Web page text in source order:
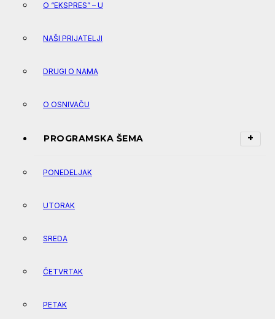
O “EKSPRES” – U
NAŠI PRIJATELJI
DRUGI O NAMA
O OSNIVAČU
PROGRAMSKA ŠEMA
PONEDELJAK
UTORAK
SREDA
ČETVRTAK
PETAK